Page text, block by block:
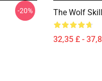
-20% The Wolf
32,35 £ -